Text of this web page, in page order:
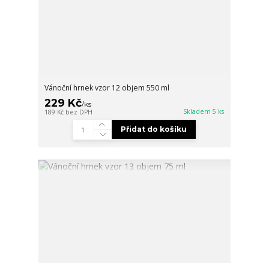
Vánoční hrnek vzor 12 objem 550 ml
229 Kč/ks
189 Kč bez DPH Skladem 5 ks
Přidat do košíku